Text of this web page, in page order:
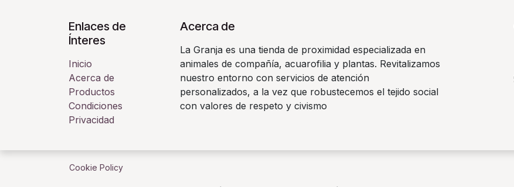
Enlaces de
Ínteres
Inicio
Acerca de
Productos
Condiciones
Privacidad
Acerca de
La Granja es una tienda de proximidad especializada en
animales de compañía, acuarofilia y plantas. Revitalizamos
nuestro entorno con servicios de atención
personalizados, a la vez que robustecemos el tejido social
con valores de respeto y civismo
Cookie Policy